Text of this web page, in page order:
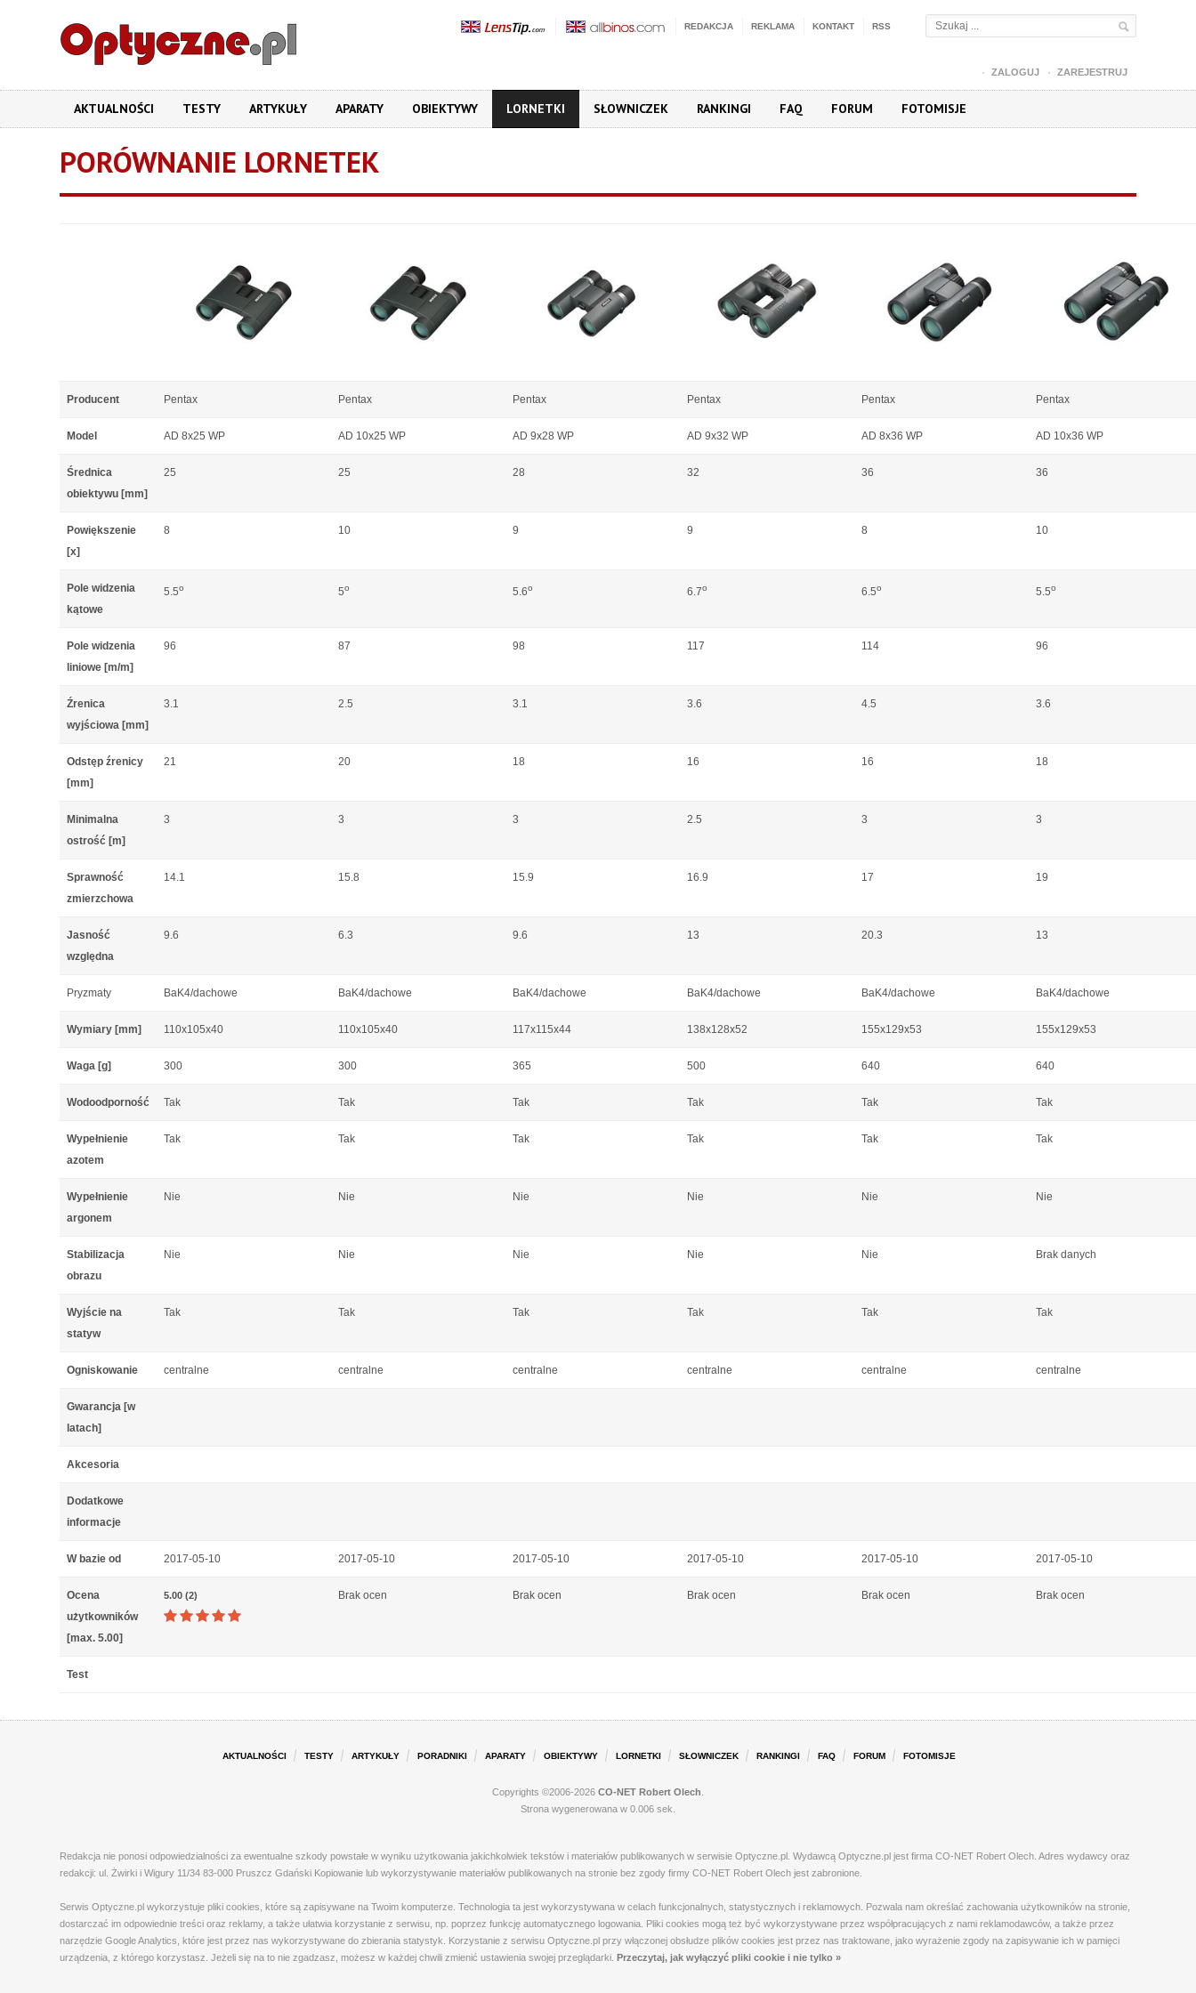
REDAKCJA REKLAMA KONTAKT RSS
ZALOGUJ ZAREJESTRUJ
AKTUALNOŚCI TESTY ARTYKUŁY APARATY OBIEKTYWY LORNETKI SŁOWNICZEK RANKINGI FAQ FORUM FOTOMISJE
PORÓWNANIE LORNETEK
Producent Pentax Pentax Pentax Pentax Pentax Pentax
Model AD 8x25 WP AD 10x25 WP AD 9x28 WP AD 9x32 WP AD 8x36 WP AD 10x36 WP
Średnica
obiektywu [mm]
25 25 28 32 36 36
Powiększenie
[x]
8 10 9 9 8 10
Pole widzenia
kątowe
5.5o 5o 5.6o 6.7o 6.5o 5.5o
Pole widzenia
liniowe [m/m]
96 87 98 117 114 96
Źrenica
wyjściowa [mm]
3.1 2.5 3.1 3.6 4.5 3.6
Odstęp źrenicy
[mm]
21 20 18 16 16 18
Minimalna
ostrość [m]
3 3 3 2.5 3 3
Sprawność
zmierzchowa
14.1 15.8 15.9 16.9 17 19
Jasność
względna
9.6 6.3 9.6 13 20.3 13
Pryzmaty BaK4/dachowe BaK4/dachowe BaK4/dachowe BaK4/dachowe BaK4/dachowe BaK4/dachowe
Wymiary [mm] 110x105x40 110x105x40 117x115x44 138x128x52 155x129x53 155x129x53
Waga [g] 300 300 365 500 640 640
Wodoodporność Tak Tak Tak Tak Tak Tak
Wypełnienie
azotem
Tak Tak Tak Tak Tak Tak
Wypełnienie
argonem
Nie Nie Nie Nie Nie Nie
Stabilizacja
obrazu
Nie Nie Nie Nie Nie Brak danych
Wyjście na
statyw
Tak Tak Tak Tak Tak Tak
Ogniskowanie centralne centralne centralne centralne centralne centralne
Gwarancja [w
latach]
Akcesoria
Dodatkowe
informacje
W bazie od 2017-05-10 2017-05-10 2017-05-10 2017-05-10 2017-05-10 2017-05-10
Ocena
użytkowników
[max. 5.00]
5.00 (2) Brak ocen Brak ocen Brak ocen Brak ocen Brak ocen
Test
AKTUALNOŚCI TESTY ARTYKUŁY PORADNIKI APARATY OBIEKTYWY LORNETKI SŁOWNICZEK RANKINGI FAQ FORUM FOTOMISJE
Copyrights ©2006-2026 CO-NET Robert Olech
Strona wygenerowana w 0.006 sek.
Redakcja nie ponosi odpowiedzialności za ewentualne szkody powstałe w wyniku użytkowania jakichkolwiek tekstów i materiałów publikowanych w serwisie Optyczne.pl. Wydawcą Optyczne.pl jest firma CO-NET Robert Olech. Adres wydawcy oraz
redakcji: ul. Żwirki i Wigury 11/34 83-000 Pruszcz Gdański Kopiowanie lub wykorzystywanie materiałów publikowanych na stronie bez zgody firmy CO-NET Robert Olech jest zabronione.
Serwis Optyczne.pl wykorzystuje pliki cookies, które są zapisywane na Twoim komputerze. Technologia ta jest wykorzystywana w celach funkcjonalnych, statystycznych i reklamowych. Pozwala nam określać zachowania użytkowników na stronie,
dostarczać im odpowiednie treści oraz reklamy, a także ułatwia korzystanie z serwisu, np. poprzez funkcję automatycznego logowania. Pliki cookies mogą też być wykorzystywane przez współpracujących z nami reklamodawców, a także przez
narzędzie Google Analytics, które jest przez nas wykorzystywane do zbierania statystyk. Korzystanie z serwisu Optyczne.pl przy włączonej obsłudze plików cookies jest przez nas traktowane, jako wyrażenie zgody na zapisywanie ich w pamięci
urządzenia, z którego korzystasz. Jeżeli się na to nie zgadzasz, możesz w każdej chwili zmienić ustawienia swojej przeglądarki. Przeczytaj, jak wyłączyć pliki cookie i nie tylko »